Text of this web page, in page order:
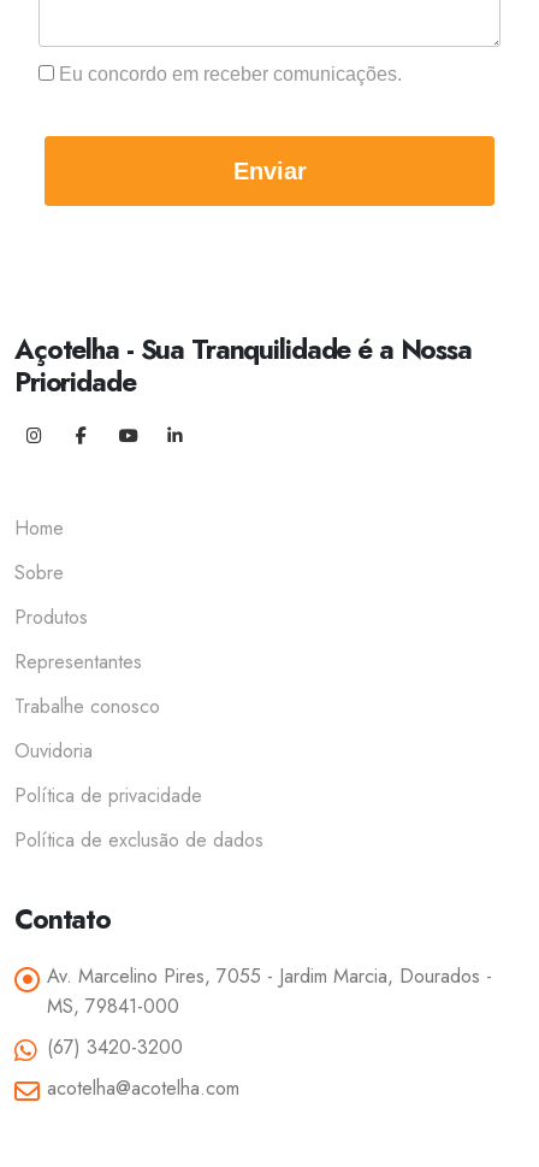
Eu concordo em receber comunicações.
Enviar
Açotelha - Sua Tranquilidade é a Nossa
Prioridade
Home
Sobre
Produtos
Representantes
Trabalhe conosco
Ouvidoria
Política de privacidade
Política de exclusão de dados
Contato
Av. Marcelino Pires, 7055 - Jardim Marcia, Dourados -
MS, 79841-000
(67) 3420-3200
acotelha@acotelha.com